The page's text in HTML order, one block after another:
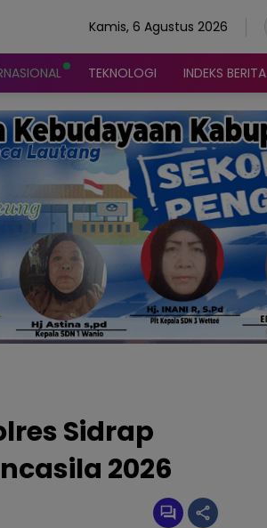
Kamis, 6 Agustus 2026
TEKNOLOGI INDEKS BERITA
Sidrap
2026